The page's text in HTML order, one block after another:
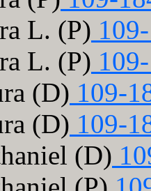
L. (P)
L. (P)
(D) 109-
(D) 109-
(D)